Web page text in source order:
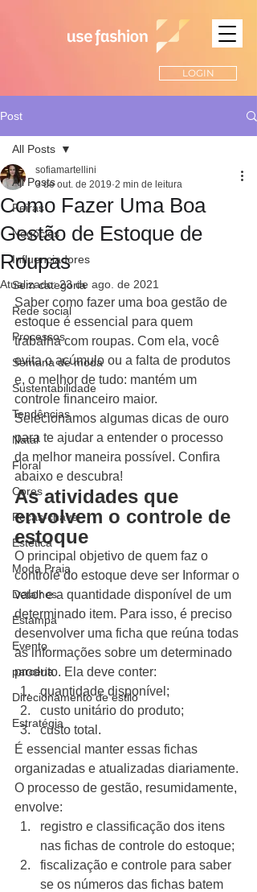
LOGIN
Post
All Posts
Feiras
Negócios
Influenciadores
Sem categoria
Rede social
Processos
Semana de moda
Sustentabilidade
Tendências
Natal
Floral
Cores
Peças-chave
Estética
Moda Praia
Detalhes
Estampa
Evento
parceria
Direcionamento de estilo
Estratégia
All Posts
Como Fazer Uma Boa
Gestão de Estoque de
Roupas
sofiamartellini
3 de out. de 2019 2 min de leitura
Atualizado:23 de ago. de 2021
Saber como fazer uma boa gestão de
estoque é essencial para quem
trabalha com roupas. Com ela, você
evita o acúmulo ou a falta de produtos
e, o melhor de tudo: mantém um
controle financeiro maior.
Selecionamos algumas dicas de ouro
para te ajudar a entender o processo
da melhor maneira possível. Confira
abaixo e descubra!
As atividades que
envolvem o controle de
estoque
O principal objetivo de quem faz o
controle do estoque deve ser Informar o
valor e a quantidade disponível de um
determinado item. Para isso, é preciso
desenvolver uma ficha que reúna todas
as informações sobre um determinado
produto. Ela deve conter:
quantidade disponível;
custo unitário do produto;
custo total.
É essencial manter essas fichas
organizadas e atualizadas diariamente.
O processo de gestão, resumidamente,
envolve:
registro e classificação dos itens
nas fichas de controle do estoque;
fiscalização e controle para saber
se os números das fichas batem